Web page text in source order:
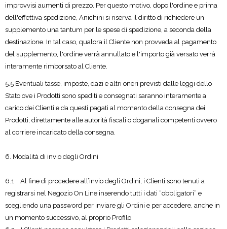
improvvisi aumenti di prezzo. Per questo motivo, dopo l'ordine e prima
dell'effettiva spedizione, Anichini si riserva il diritto di richiedere un
supplemento una tantum per le spese di spedizione, a seconda della
destinazione. In tal caso, qualora il Cliente non provveda al pagamento
del supplemento, l'ordine verrà annullato e l'importo già versato verrà
interamente rimborsato al Cliente.
5.5 Eventuali tasse, imposte, dazi e altri oneri previsti dalle leggi dello
Stato ove i Prodotti sono spediti e consegnati saranno interamente a
carico dei Clienti e da questi pagati al momento della consegna dei
Prodotti, direttamente alle autorità fiscali o doganali competenti ovvero
al corriere incaricato della consegna.
6. Modalità di invio degli Ordini
6.1 Al fine di procedere all’invio degli Ordini, i Clienti sono tenuti a
registrarsi nel Negozio On Line inserendo tutti i dati “obbligatori” e
scegliendo una password per inviare gli Ordini e per accedere, anche in
un momento successivo, al proprio Profilo.